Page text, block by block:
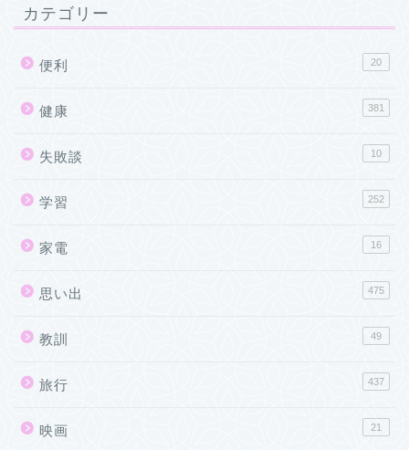
カテゴリー
便利 20
健康 381
失敗談 10
学習 252
家電 16
思い出 475
教訓 49
旅行 437
映画 21